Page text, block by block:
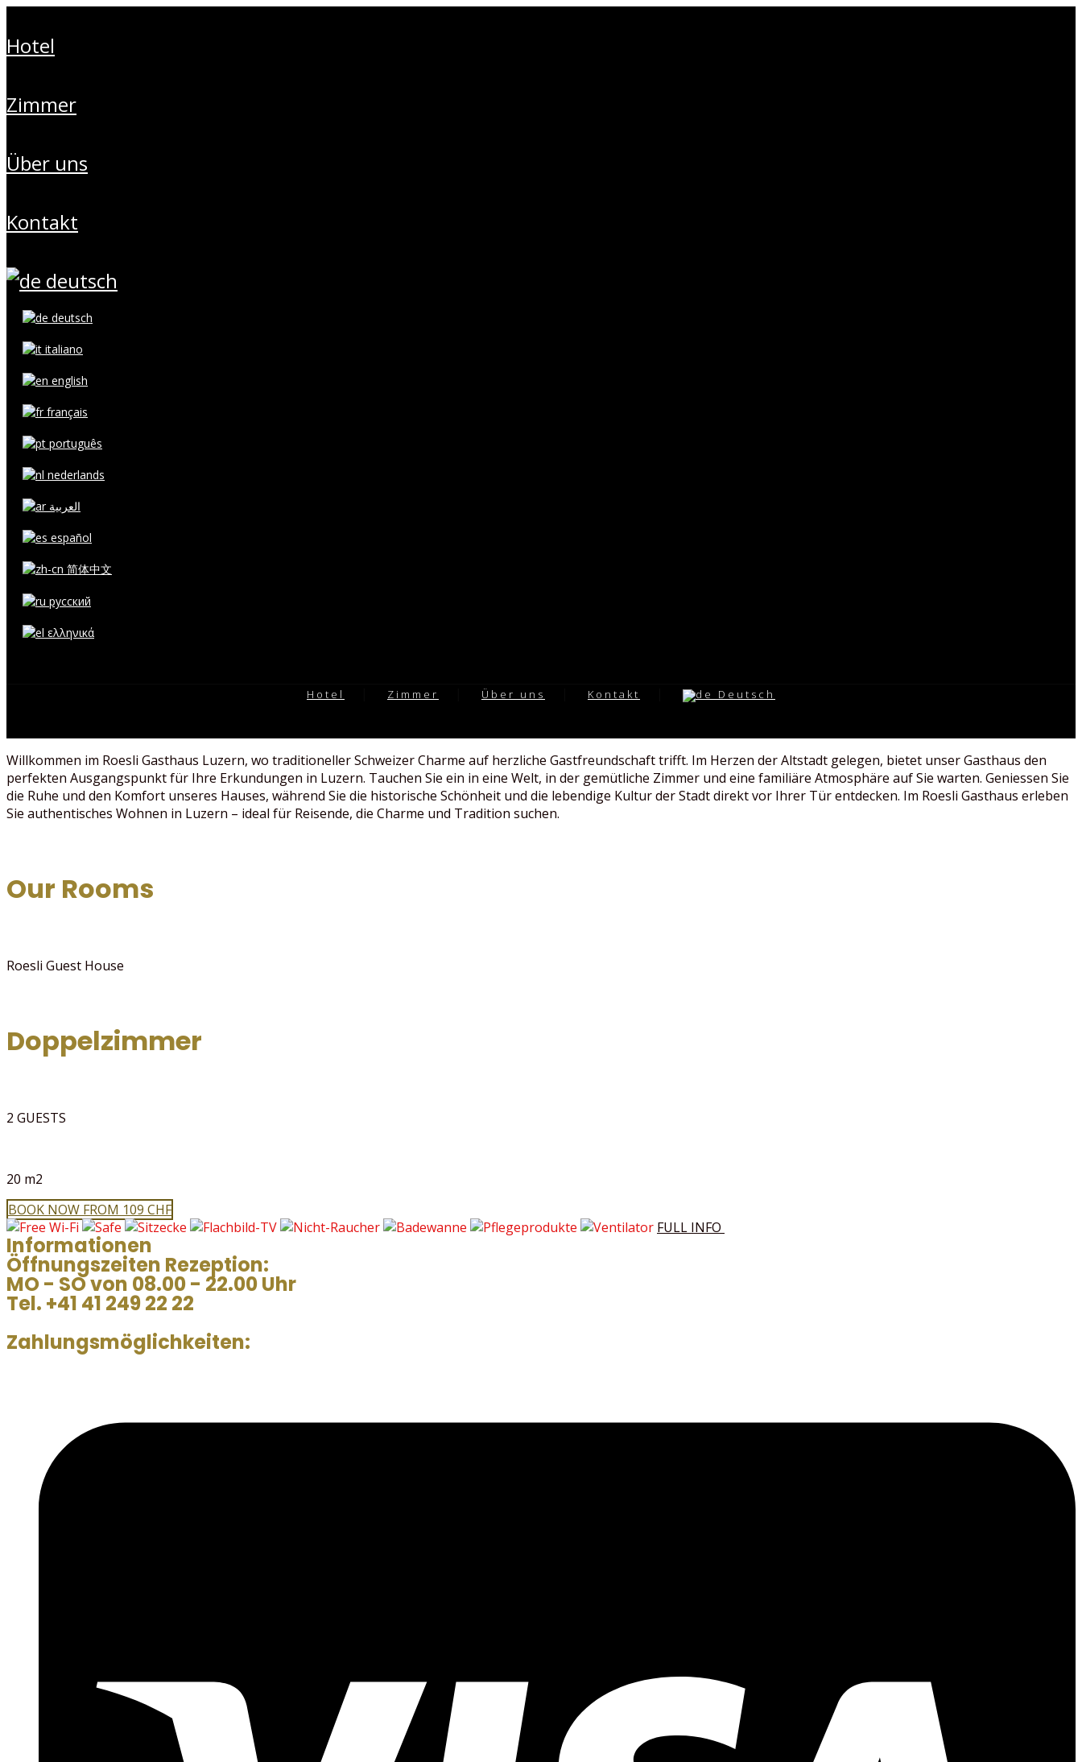
hotel
zimmer
über uns
kontakt
deutsch
deutsch
italiano
english
français
português
nederlands
العربية
español
简体中文
русский
ελληνικά
Hotel Zimmer Über uns Kontakt Deutsch
Willkommen im Roesli Gasthaus Luzern, wo traditioneller Schweizer Charme auf herzliche Gastfreundschaft trifft. Im Herzen der Altstadt gelegen, bietet unser Gasthaus den
perfekten Ausgangspunkt für Ihre Erkundungen in Luzern. Tauchen Sie ein in eine Welt, in der gemütliche Zimmer und eine familiäre Atmosphäre auf Sie warten. Geniessen Sie
die Ruhe und den Komfort unseres Hauses, während Sie die historische Schönheit und die lebendige Kultur der Stadt direkt vor Ihrer Tür entdecken. Im Roesli Gasthaus erleben
Sie authentisches Wohnen in Luzern – ideal für Reisende, die Charme und Tradition suchen.
Our Rooms
Roesli Guest House
Doppelzimmer
2 GUESTS
20 m2
BOOK NOW FROM 109 CHF
FULL INFO
Informationen
Öffnungszeiten Rezeption:
MO - SO von 08.00 - 22.00 Uhr
Tel. +41 41 249 22 22
Zahlungsmöglichkeiten: